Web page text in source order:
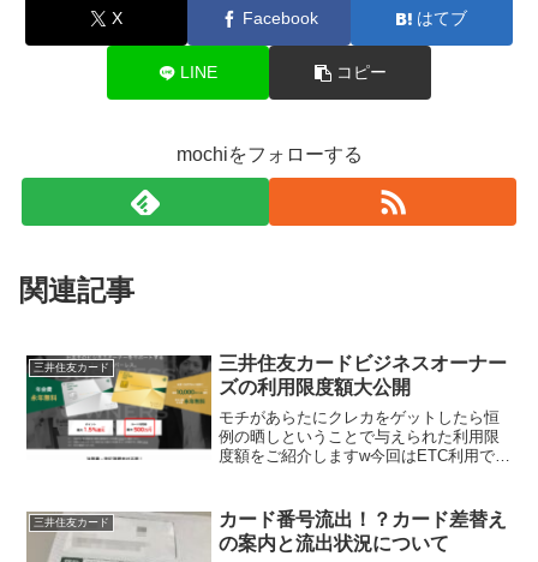
X Facebook はてブ
LINE コピー
mochiをフォローする
関連記事
三井住友カード
三井住友カードビジネスオーナー
ズの利用限度額大公開
モチがあらたにクレカをゲットしたら恒
例の晒しということで与えられた利用限
度額をご紹介しますw今回はETC利用での
のクレカは三井住友カード発行のクレカ
の2枚持ちを条件...
三井住友カード
カード番号流出！？カード差替え
の案内と流出状況について